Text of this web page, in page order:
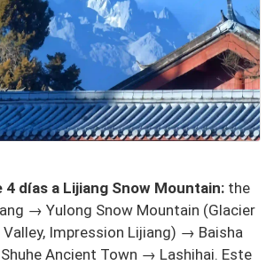
4 días a Lijiang Snow Mountain: the
→ Yulong Snow Mountain (Glacier
Valley, Impression Lijiang) → Baisha
Ancient Town → Lashihai. Este